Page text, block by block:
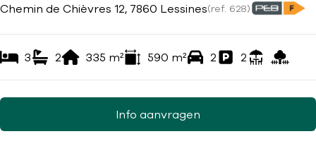
Chemin de Chièvres 12, 7860 Lessines(ref. 628)
3 2 335 m² 590 m² 2 2
Info aanvragen